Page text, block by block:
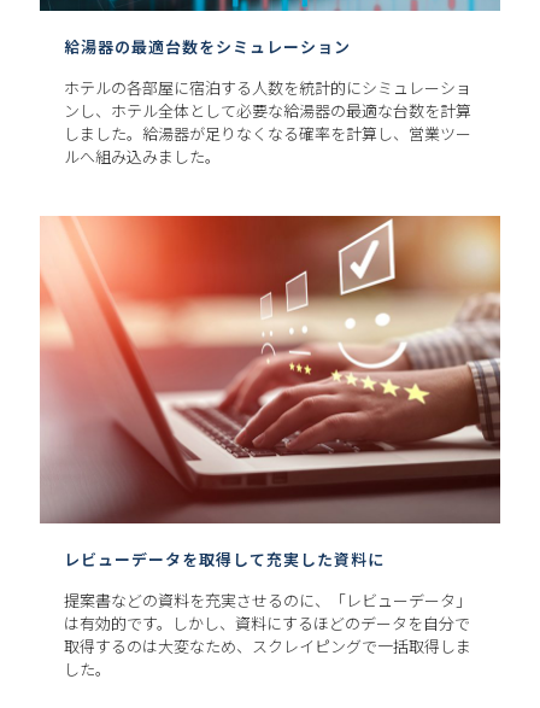
給湯器の最適台数をシミュレーション
ホテルの各部屋に宿泊する人数を統計的にシミュレーショ
ンし、ホテル全体として必要な給湯器の最適な台数を計算
しました。給湯器が足りなくなる確率を計算し、営業ツー
ルへ組み込みました。
レビューデータを取得して充実した資料に
提案書などの資料を充実させるのに、「レビューデータ」
は有効的です。しかし、資料にするほどのデータを自分で
取得するのは大変なため、スクレイピングで一括取得しま
した。